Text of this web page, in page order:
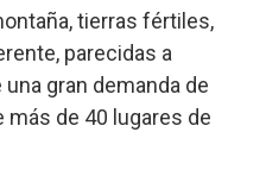
tierras fértiles,
parecidas a
gran demanda de
de 40 lugares de